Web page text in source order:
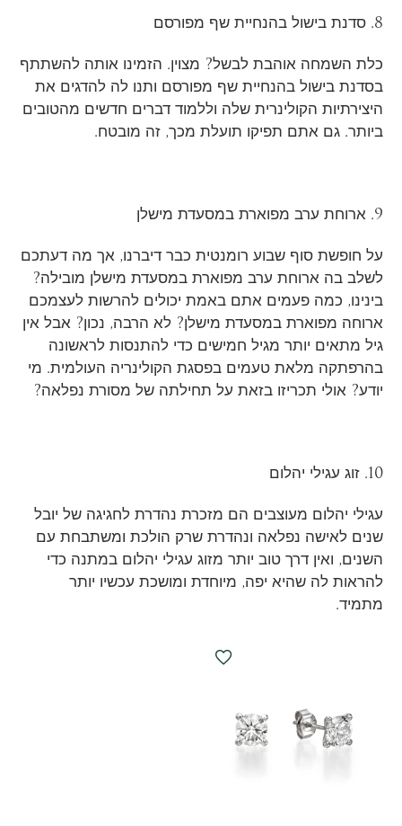
8. סדנת בישול בהנחיית שף מפורסם
כלת השמחה אוהבת לבשל? מצוין. הזמינו אותה להשתתף
בסדנת בישול בהנחיית שף מפורסם ותנו לה להדגים את
היצירתיות הקולינרית שלה וללמוד דברים חדשים מהטובים
ביותר. גם אתם תפיקו תועלת מכך, זה מובטח.
9. ארוחת ערב מפוארת במסעדת מישלן
על חופשת סוף שבוע רומנטית כבר דיברנו, אך מה דעתכם
לשלב בה ארוחת ערב מפוארת במסעדת מישלן מובילה?
בינינו, כמה פעמים אתם באמת יכולים להרשות לעצמכם
ארוחה מפוארת במסעדת מישלן? לא הרבה, נכון? אבל אין
גיל מתאים יותר מגיל חמישים כדי להתנסות לראשונה
בהרפתקה מלאת טעמים בפסגת הקולינריה העולמית. מי
יודע? אולי תכריזו בזאת על תחילתה של מסורת נפלאה?
10. זוג עגילי יהלום
עגילי יהלום מעוצבים הם מזכרת נהדרת לחגיגה של יובל
שנים לאישה נפלאה ונהדרת שרק הולכת ומשתבחת עם
השנים, ואין דרך טוב יותר מזוג עגילי יהלום במתנה כדי
להראות לה שהיא יפה, מיוחדת ומושכת עכשיו יותר
מתמיד.